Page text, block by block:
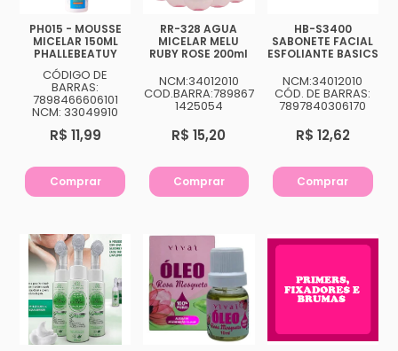
PH015 - MOUSSE
MICELAR 150ML
PHALLEBEATUY
CÓDIGO DE
BARRAS:
7898466606101
NCM: 33049910
R$ 11,99
Comprar
RR-328 AGUA
MICELAR MELU
RUBY ROSE 200ml
NCM:34012010
COD.BARRA:789867
1425054
R$ 15,20
Comprar
HB-S3400
SABONETE FACIAL
ESFOLIANTE BASICS
NCM:34012010
CÓD. DE BARRAS:
7897840306170
R$ 12,62
Comprar